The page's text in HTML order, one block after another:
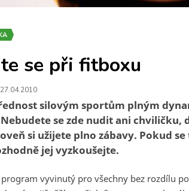
se při fitboxu
27.04.2010
silovým sportům plným
se zde nudit ani chviličku,
si užijete plno zábavy. Pokud
jej vyzkoušejte.
vyvinutý pro všechny bez rozdílu